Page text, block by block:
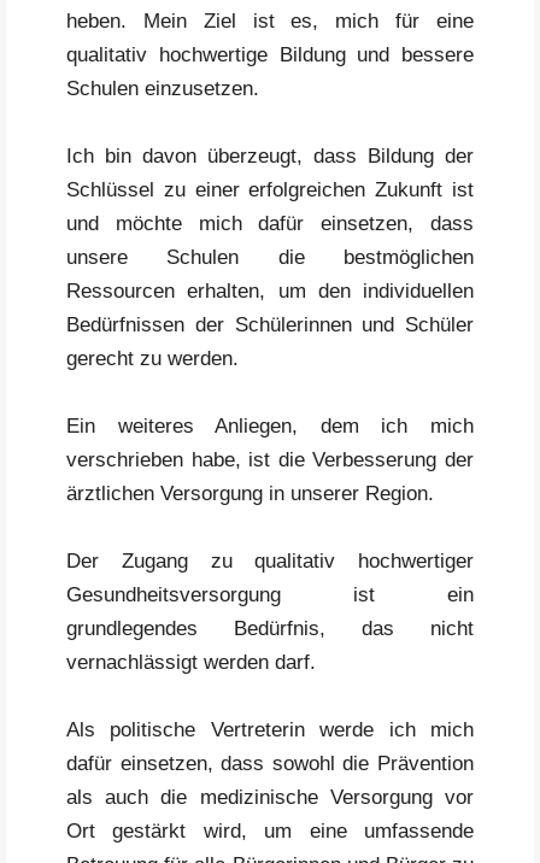
heben. Mein Ziel ist es, mich für eine
qualitativ hochwertige Bildung und bessere
Schulen einzusetzen.
Ich bin davon überzeugt, dass Bildung der
Schlüssel zu einer erfolgreichen Zukunft ist
und möchte mich dafür einsetzen, dass
unsere Schulen die bestmöglichen
Ressourcen erhalten, um den individuellen
Bedürfnissen der Schülerinnen und Schüler
gerecht zu werden.
Ein weiteres Anliegen, dem ich mich
verschrieben habe, ist die Verbesserung der
ärztlichen Versorgung in unserer Region.
Der Zugang zu qualitativ hochwertiger
Gesundheitsversorgung ist ein
grundlegendes Bedürfnis, das nicht
vernachlässigt werden darf.
Als politische Vertreterin werde ich mich
dafür einsetzen, dass sowohl die Prävention
als auch die medizinische Versorgung vor
Ort gestärkt wird, um eine umfassende